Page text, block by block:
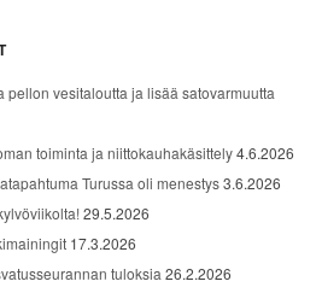
vesitaloutta ja lisää satovarmuutta
toiminta ja niittokauhakäsittely4.6.2026
Turussa oli menestys3.6.2026
29.5.2026
17.3.2026
tuloksia 26.2.2026